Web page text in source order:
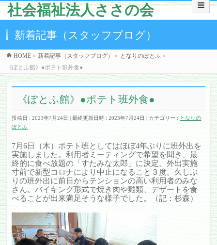
社会福祉法人ささの会
新着記事（スタッフブログ）
HOME » 新着記事（スタッフブログ） » となりのぽとふ »
《ぽとふ館》●ポテト班外食●
《ぽとふ館》●ポテト班外食●
投稿日 : 2023年7月24日 最終更新日時 : 2023年7月24日 カテゴリー : となりの
ぽとふ
7月6日（木）ポテト班としてはほぼ4年ぶりに班外出を
実施しました。利用者ミーティングで希望を聞き、最
終的に食べ放題の「すたみな太郎」に決定。外出実施
寸前で新型コロナにより中止になること３度。久しぶ
りの班外出に前日からテンションの高い利用者のみな
さん。バイキング形式で焼き肉や麺類、デザートを食
べることが出来満足そうな様子でした。（記：杉森）